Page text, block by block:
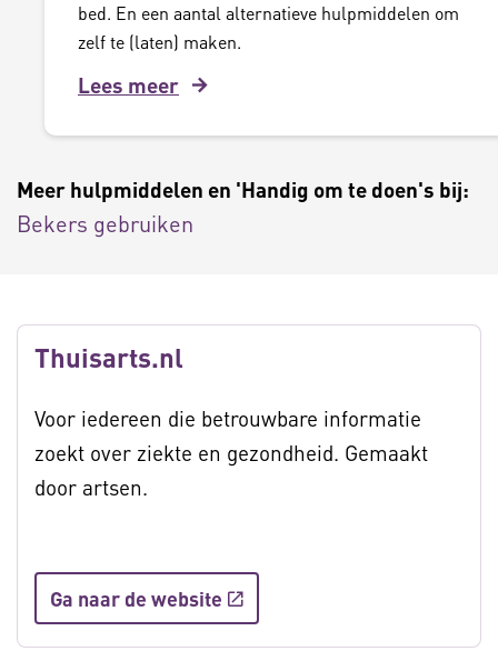
bed. En een aantal alternatieve hulpmiddelen om
zelf te (laten) maken.
Lees meer
Meer hulpmiddelen en 'Handig om te doen's bij:
Bekers gebruiken
Thuisarts.nl
Voor iedereen die betrouwbare informatie
zoekt over ziekte en gezondheid. Gemaakt
door artsen.
Ga naar de website